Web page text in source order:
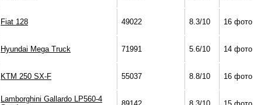
Fiat 128 49022 8.3/10 16 фото
Hyundai Mega Truck 71991 5.6/10 14 фото
KTM 250 SX-F 55037 8.8/10 16 фото
Lamborghini Gallardo LP560-4